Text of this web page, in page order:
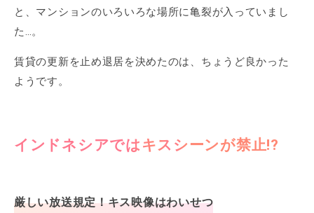
と、マンションのいろいろな場所に亀裂が入っていまし
た…。
賃貸の更新を止め退居を決めたのは、ちょうど良かった
ようです。
インドネシアではキスシーンが禁止!?
厳しい放送規定！キス映像はわいせつ